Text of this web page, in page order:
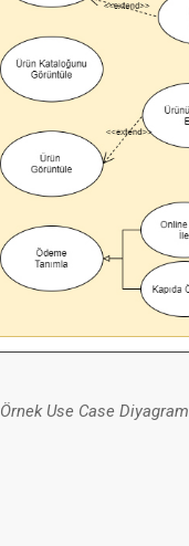
Örnek Use Case Diyagram